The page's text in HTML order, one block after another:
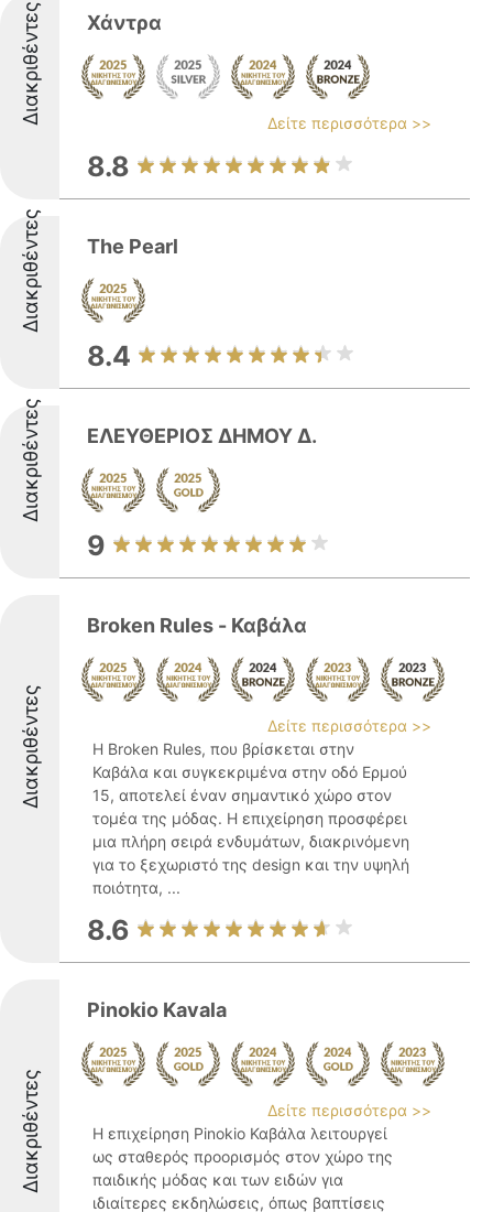
Διακριθέντες Χάντρα
Δείτε περισσότερα >>
8.8
Διακριθέντες The Pearl
8.4
Διακριθέντες ΕΛΕΥΘΕΡΙΟΣ ΔΗΜΟΥ Δ.
9
Διακριθέντες
Broken Rules - Καβάλα
Δείτε περισσότερα >>
Η Broken Rules, που βρίσκεται στην
Καβάλα και συγκεκριμένα στην οδό Ερμού
15, αποτελεί έναν σημαντικό χώρο στον
τομέα της μόδας. Η επιχείρηση προσφέρει
μια πλήρη σειρά ενδυμάτων, διακρινόμενη
για το ξεχωριστό της design και την υψηλή
ποιότητα, ...
8.6
Διακριθέντες
Pinokio Kavala
Δείτε περισσότερα >>
Η επιχείρηση Pinokio Καβάλα λειτουργεί
ως σταθερός προορισμός στον χώρο της
παιδικής μόδας και των ειδών για
ιδιαίτερες εκδηλώσεις, όπως βαπτίσεις